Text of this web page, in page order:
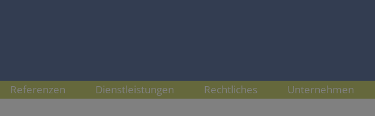
Referenzen Dienstleistungen Rechtliches Unternehmen